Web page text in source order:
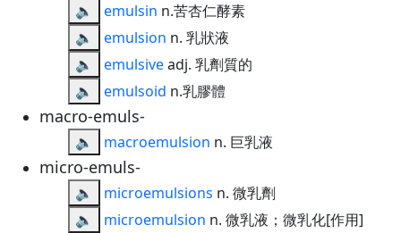
🔈
emulsin n.苦杏仁酵素
🔈
emulsion n. 乳狀液
🔈
emulsiveadj. 乳劑質的
🔈
emulsoid n.乳膠體
macro-emuls-
🔈 macroemulsion n. 巨乳液
micro-emuls-
🔈 microemulsions n. 微乳劑
🔈
microemulsion n. 微乳液；微乳化[作用]